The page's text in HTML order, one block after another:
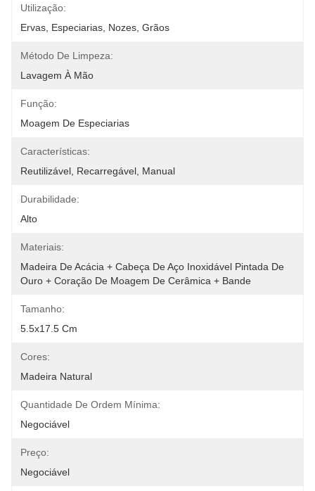
Utilização:
Ervas, Especiarias, Nozes, Grãos
Método De Limpeza:
Lavagem À Mão
Função:
Moagem De Especiarias
Características:
Reutilizável, Recarregável, Manual
Durabilidade:
Alto
Materiais:
Madeira De Acácia + Cabeça De Aço Inoxidável Pintada De
Ouro + Coração De Moagem De Cerâmica + Bande
Tamanho:
5.5x17.5 Cm
Cores:
Madeira Natural
Quantidade De Ordem Mínima:
Negociável
Preço:
Negociável